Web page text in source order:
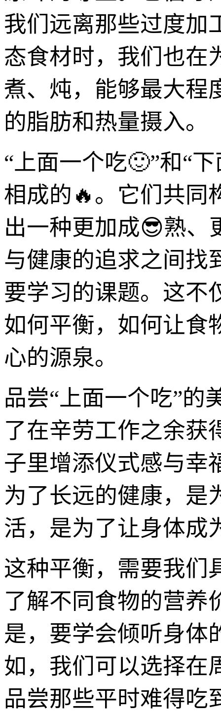
我们远离那些过度加
态食材时，我们也在
煮、炖，能够最大程
的脂肪和热量摄入。
“上面一个吃🙂”和“
相成的🔥。它们共同
出一种更加成😎熟、
与健康的追求之间找
要学习的课题。这不
如何平衡，如何让食
心的源泉。
品尝“上面一个吃”的
了在辛劳工作之余获
子里增添仪式感与幸
为了长远的健康，是
活，是为了让身体成
这种平衡，需要我们
了解不同食物的营养
是，要学会倾听身体
如，我们可以选择在
品尝那些平时难得吃